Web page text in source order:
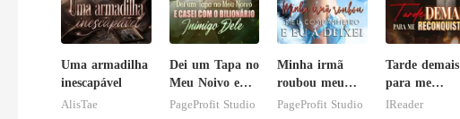
Uma armadilha
inescapável
AlisTae
Dei um Tapa no
Meu Noivo e
Casei com o
PageProfit Studio
Minha irmã
roubou meu
companheiro e
PageProfit Studio
Tarde demais
para me
reconquistar!
IReader